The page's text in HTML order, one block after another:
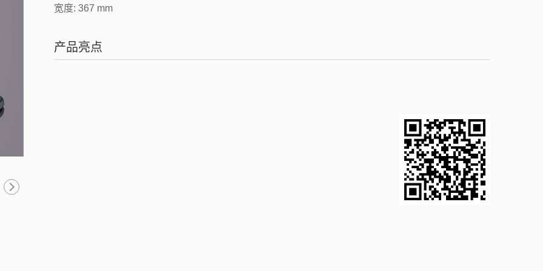
宽度: 367 mm
产品亮点